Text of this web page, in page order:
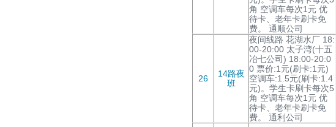
角 空调车每次1元 优
待卡、老年卡刷卡免
费。 通顺公司
26
14路夜
班
夜间线路 花湖水厂 18:
00-20:00 太子湾(十五
冶七公司) 18:00-20:0
0 票价:1元(刷卡:1元)
空调车:1.5元(刷卡:1.4
元)。学生卡刷卡每次5
角 空调车每次1元 优
待卡、老年卡刷卡免
费。 通利公司